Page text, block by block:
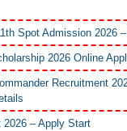
Spot Admission 2026
2026 Online
Recruitment
– Apply Start